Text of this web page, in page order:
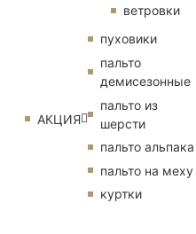
ветровки
АКЦИЯ
пуховики
пальто
демисезонные
пальто из
шерсти
пальто альпака
пальто на меху
куртки